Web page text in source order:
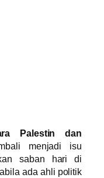
Palestin dan
menjadi isu
saban hari di
ada ahli politik